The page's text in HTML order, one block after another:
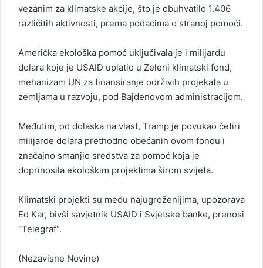
vezanim za klimatske akcije, što je obuhvatilo 1.406
različitih aktivnosti, prema podacima o stranoj pomoći.
Američka ekološka pomoć uključivala je i milijardu
dolara koje je USAID uplatio u Zeleni klimatski fond,
mehanizam UN za finansiranje održivih projekata u
zemljama u razvoju, pod Bajdenovom administracijom.
Međutim, od dolaska na vlast, Tramp je povukao četiri
milijarde dolara prethodno obećanih ovom fondu i
značajno smanjio sredstva za pomoć koja je
doprinosila ekološkim projektima širom svijeta.
Klimatski projekti su među najugroženijima, upozorava
Ed Kar, bivši savjetnik USAID i Svjetske banke, prenosi
“Telegraf“.
(Nezavisne Novine)